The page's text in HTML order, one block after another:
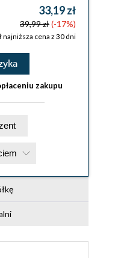
33,19 zł
39,99 zł(-17%)
najniższa cena z 30 dni
zakupu